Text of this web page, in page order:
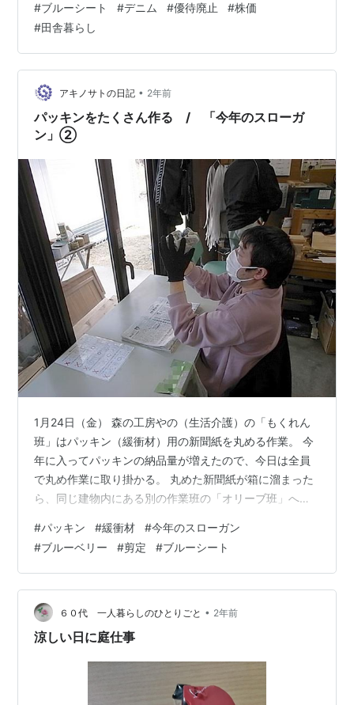
止められるし 厚みもあってしっかりしている。 暖かくな
ってきたし 我が家はよく 公園やピクニックに行くのでク
ルマに乗せておくと 何かと重宝しそうです♪ 萩原工業
は、あと2年で 優待が廃止になるのですがラストの年は 3
年以上保有になるので 優待額が倍に。 そこまで持ってい
たいけ…
#ブルーシート #デニム #優待廃止 #株価
#田舎暮らし
アキノサトの日記 • 2年前
パッキンをたくさん作る / 「今年のスローガ
ン」②
1月24日（金） 森の工房やの（生活介護）の「もくれん
班」はパッキン（緩衝材）用の新聞紙を丸める作業。 今
年に入ってパッキンの納品量が増えたので、今日は全員
で丸め作業に取り掛かる。 丸めた新聞紙が箱に溜まった
ら、同じ建物内にある別の作業班の「オリーブ班」へ納
ら来たら、仕切りの付いたケースに14個取り分けて、 パ
ッキンマシーンといわれる治具に詰めていく。 14個詰め
たら引き抜いて、先端を結んだら完成。 パッキンは10本
単位でビニールひもで束ねて倉庫に保管しておく。 オリ
ーブ班に掲載された今年のスローガン。 1 笑顔😊 巳年 2
自分からあいさつ…
#パッキン #緩衝材 #今年のスローガン
#ブルーベリー #剪定 #ブルーシート
６０代 一人暮らしのひとりごと • 2年前
涼しい日に庭仕事